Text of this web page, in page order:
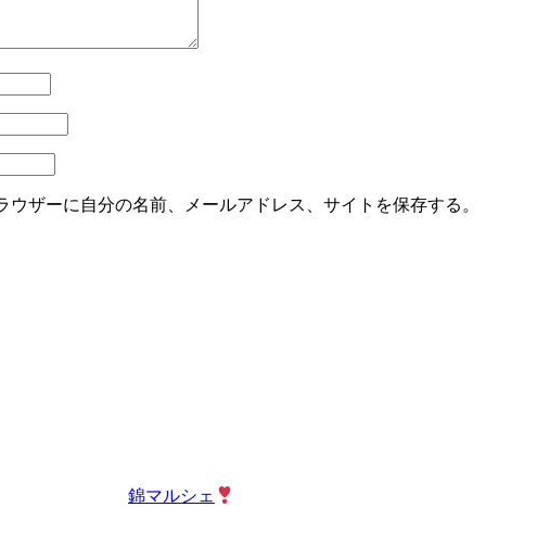
ザーに自分の名前、メールアドレス、サイトを保存する。
錦マルシェ